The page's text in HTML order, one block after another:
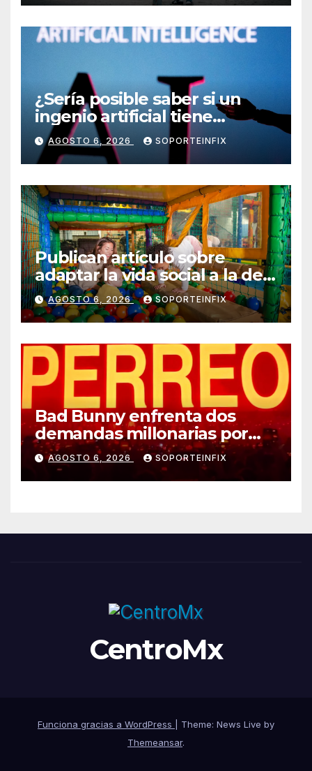
seminal
¿Sería posible saber si un
ingenio artificial tiene
consciencia?
AGOSTO 6, 2026 SOPORTEINFIX
Publican artículo sobre
adaptar la vida social a la de
los hijos
AGOSTO 6, 2026 SOPORTEINFIX
Bad Bunny enfrenta dos
demandas millonarias por
uso no consentido de voces
femeninas
AGOSTO 6, 2026 SOPORTEINFIX
CentroMx
Funciona gracias a WordPress
Theme: News Live by
Themeansar.